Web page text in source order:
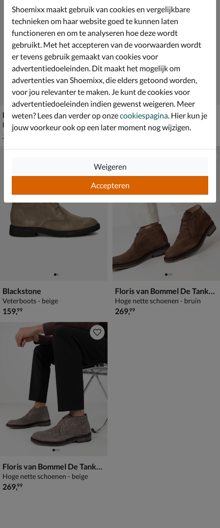
Nelson Anthony
Hoge nette schoenen - cognac
van € 129,99 voor € 90,99
129
Giorgio Mascagni Mercurio
Hoge nette schoenen - bruin
Blackstone
Veterboots - beige
€ 159,99
159,99
Floris van Bommel De Tanker 07.03
Hoge nette schoenen - bruin
€ 269,99
269,99
Floris van Bommel De Tanker 07.03
Hoge nette schoenen - beige
€ 269,99
269,99
Shoemixx maakt gebruik van cookies en vergelijkbare
technieken om haar website goed te kunnen laten
functioneren en om te analyseren hoe deze wordt
gebruikt. Met het accepteren van de voorwaarden wordt
er tevens gebruik gemaakt van cookies voor
advertentiedoeleinden. Dit maakt het mogelijk om
advertenties van Shoemixx, die elders getoond worden,
voor jou relevanter te maken. Je kunt de cookies voor
advertentiedoeleinden indien gewenst weigeren. Meer
weten? Lees dan verder op onzecookiespagina . Hier kun je
jouw voorkeur ook op een later moment nog wijzigen.
Accepteren
Weigeren